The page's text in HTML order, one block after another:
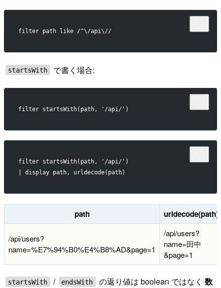
filter path like /^\/api\//
startsWith で書く場合:
filter startsWith(path, '/api/')
filter startsWith(path, '/api/')
| display path, urldecode(path)
path urldecode(path)
/api/users?
name=%E7%94%B0%E4%B8%AD&page=1
/api/users?
name=田中
&page=1
startsWith / endsWith の返り値は boolean ではなく 数